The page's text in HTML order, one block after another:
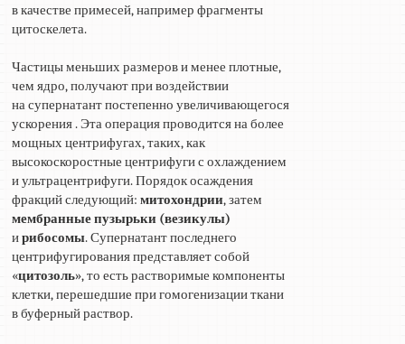
в качестве примесей, например фрагменты
цитоскелета.
Частицы меньших размеров и менее плотные,
чем ядро, получают при воздействии
на супернатант постепенно увеличивающегося
ускорения . Эта операция проводится на более
мощных центрифугах, таких, как
высокоскоростные центрифуги с охлаждением
и ультрацентрифуги. Порядок осаждения
фракций следующий:митохондрии, затем
мембранные пузырьки (везикулы)
ирибосомы. Супернатант последнего
центрифугирования представляет собой
«цитозоль», то есть растворимые компоненты
клетки, перешедшие при гомогенизации ткани
в буферный раствор.